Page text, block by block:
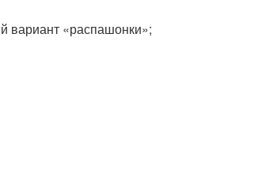
вариант «распашонки»;